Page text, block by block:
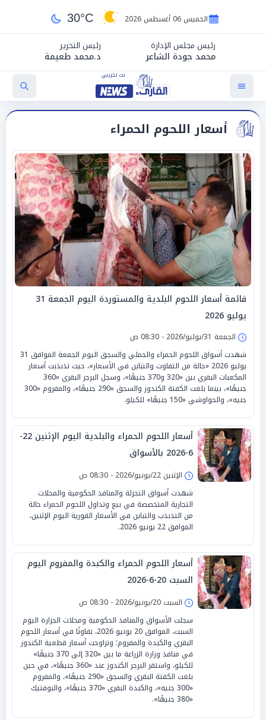
الخميس 06 أغسطس 2026 30°C
رئيس مجلس الإدارة
محمد جودة الشاعر
رئيس التحرير
د.محمد طعيمة
أسعار اللحوم الحمراء
قائمة أسعار اللحوم البلدية والمستوردة اليوم الجمعة 31
يوليو 2026
الجمعة 31/يوليو/2026 - 08:30 ص
شهدت أسواق اللحوم الحمراء والجملي والسجق اليوم الجمعة الموافق 31
يوليو 2026 «حالة من التفاوت والتباين في الأسعار»، حيث تذبذبت أسعار
المكعبات البقري بين «320 و370 جنيهًا»، وسجل البرجر البقري «360
جنيهًا»، بينما بلغت الكفتة الكندوز والسجق «290 جنيهًا»، والمفروم «300
جنيه»، والحواوشي «150 جنيهًا» للكيلو.
أسعار اللحوم الحمراء والبلدية اليوم الإثنين 22-
6-2026 بالأسواق
الإثنين 22/يونيو/2026 - 08:30 ص
شهدت أسواق التجزئة والمنافذ الحكومية والمحلات
التجارية المتخصصة في بيع وتداول اللحوم الحمراء حالة
من التذبذب والتباين في الأسعار الفورية اليوم الإثنين،
الموافق 22 يونيو 2026.
أسعار اللحوم الحمراء والكبدة والمفروم اليوم
السبت 20-6-2026
السبت 20/يونيو/2026 - 08:30 ص
سجلت الأسواق والمنافذ الحكومية ومحلات الجزارة اليوم
السبت، الموافق 20 يونيو 2026، تفاوتًا في أسعار اللحوم
البقري والكبدة والمفروم؛ وتراوحت أسعار قطعية الكندوز
في منافذ وزارة الزراعة ما بين «320 إلى 370 جنيهًا»
للكيلو، واستقر البرجر الكندوز عند «360 جنيهًا»، في حين
بلغت الكفتة البقري والسجق «290 جنيهًا»، والمفروم
«300 جنيه»، والكبدة البقري «370 جنيهًا»، والبوفتيك
«380 جنيهًا».